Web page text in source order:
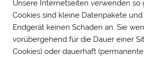
Unsere Internetseiten verwenden so
Cookies sind kleine Datenpakete
Endgerät keinen Schaden an. Sie
vorübergehend für die Dauer einer
Cookies) oder dauerhaft